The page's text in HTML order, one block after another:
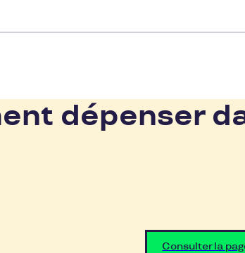
dépenser
Consulter la